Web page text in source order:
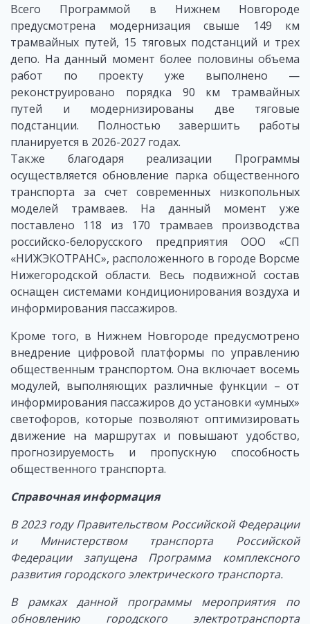
Всего Программой в Нижнем Новгороде
предусмотрена модернизация свыше 149 км
трамвайных путей, 15 тяговых подстанций и трех
депо. На данный момент более половины объема
работ по проекту уже выполнено —
реконструировано порядка 90 км трамвайных
путей и модернизированы две тяговые
подстанции. Полностью завершить работы
планируется в 2026-2027 годах.
Также благодаря реализации Программы
осуществляется обновление парка общественного
транспорта за счет современных низкопольных
моделей трамваев. На данный момент уже
поставлено 118 из 170 трамваев производства
российско-белорусского предприятия ООО «СП
«НИЖЭКОТРАНС», расположенного в городе Ворсме
Нижегородской области. Весь подвижной состав
оснащен системами кондиционирования воздуха и
информирования пассажиров.
Кроме того, в Нижнем Новгороде предусмотрено
внедрение цифровой платформы по управлению
общественным транспортом. Она включает восемь
модулей, выполняющих различные функции – от
информирования пассажиров до установки «умных»
светофоров, которые позволяют оптимизировать
движение на маршрутах и повышают удобство,
прогнозируемость и пропускную способность
общественного транспорта.
Справочная информация
В 2023 году Правительством Российской Федерации
и Министерством транспорта Российской
Федерации запущена Программа комплексного
развития городского электрического транспорта.
В рамках данной программы мероприятия по
обновлению городского электротранспорта